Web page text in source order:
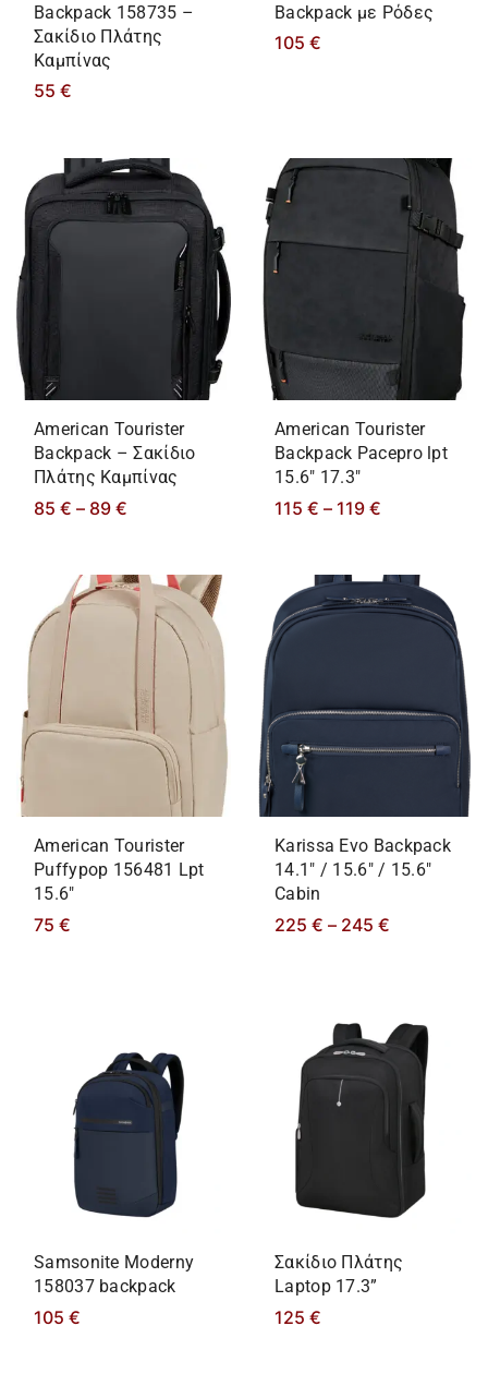
Backpack 158735 –
Σακίδιο Πλάτης
Καμπίνας
55 €
Backpack με Ρόδες
105 €
American Tourister
Backpack – Σακίδιο
Πλάτης Καμπίνας
85 € – 89 €
American Tourister
Backpack Pacepro lpt
15.6″ 17.3″
115 € – 119 €
American Tourister
Puffypop 156481 Lpt
15.6″
75 €
Karissa Evo Backpack
14.1″ / 15.6″ / 15.6″
Cabin
225 € – 245 €
Samsonite Moderny
158037 backpack
105 €
Σακίδιο Πλάτης
Laptop 17.3”
125 €